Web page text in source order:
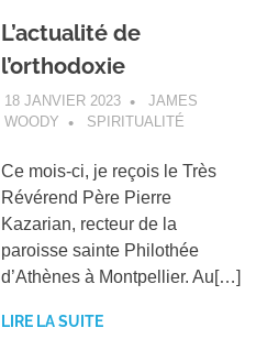
L’actualité de
l’orthodoxie
18 JANVIER 2023
JAMES
WOODY
SPIRITUALITÉ
Ce mois-ci, je reçois le Très
Révérend Père Pierre
Kazarian, recteur de la
paroisse sainte Philothée
d’Athènes à Montpellier. Au[…]
LIRE LA SUITE